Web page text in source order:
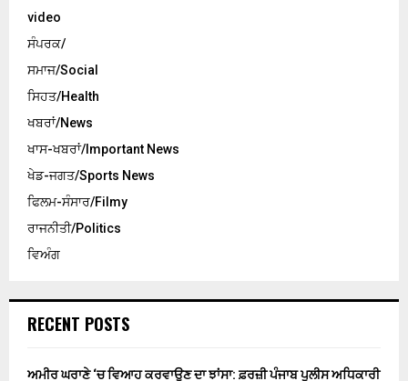
video
ਸੰਪਰਕ/
ਸਮਾਜ/Social
ਸਿਹਤ/Health
ਖਬਰਾਂ/News
ਖਾਸ-ਖਬਰਾਂ/Important News
ਖੇਡ-ਜਗਤ/Sports News
ਫਿਲਮ-ਸੰਸਾਰ/Filmy
ਰਾਜਨੀਤੀ/Politics
ਵਿਅੰਗ
RECENT POSTS
ਅਮੀਰ ਘਰਾਣੇ ‘ਚ ਵਿਆਹ ਕਰਵਾਉਣ ਦਾ ਝਾਂਸਾ: ਫ਼ਰਜ਼ੀ ਪੰਜਾਬ ਪੁਲੀਸ ਅਧਿਕਾਰੀ